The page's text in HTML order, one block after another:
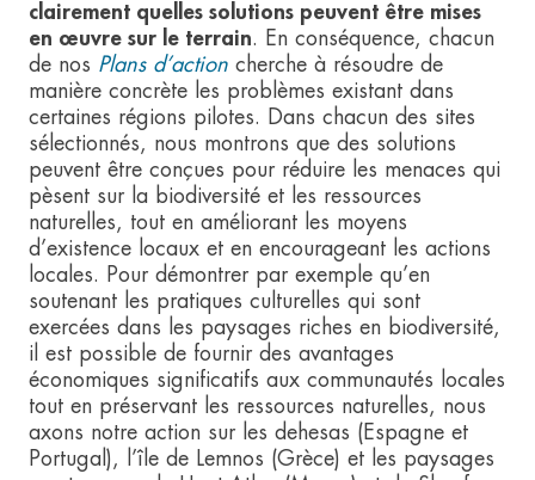
clairement quelles solutions peuvent être mises
en œuvre sur le terrain. En conséquence, chacun
de nos Plans d’action cherche à résoudre de
manière concrète les problèmes existant dans
certaines régions pilotes. Dans chacun des sites
sélectionnés, nous montrons que des solutions
peuvent être conçues pour réduire les menaces qui
pèsent sur la biodiversité et les ressources
naturelles, tout en améliorant les moyens
d’existence locaux et en encourageant les actions
locales. Pour démontrer par exemple qu’en
soutenant les pratiques culturelles qui sont
exercées dans les paysages riches en biodiversité,
il est possible de fournir des avantages
économiques significatifs aux communautés locales
tout en préservant les ressources naturelles, nous
axons notre action sur les dehesas (Espagne et
Portugal), l’île de Lemnos (Grèce) et les paysages